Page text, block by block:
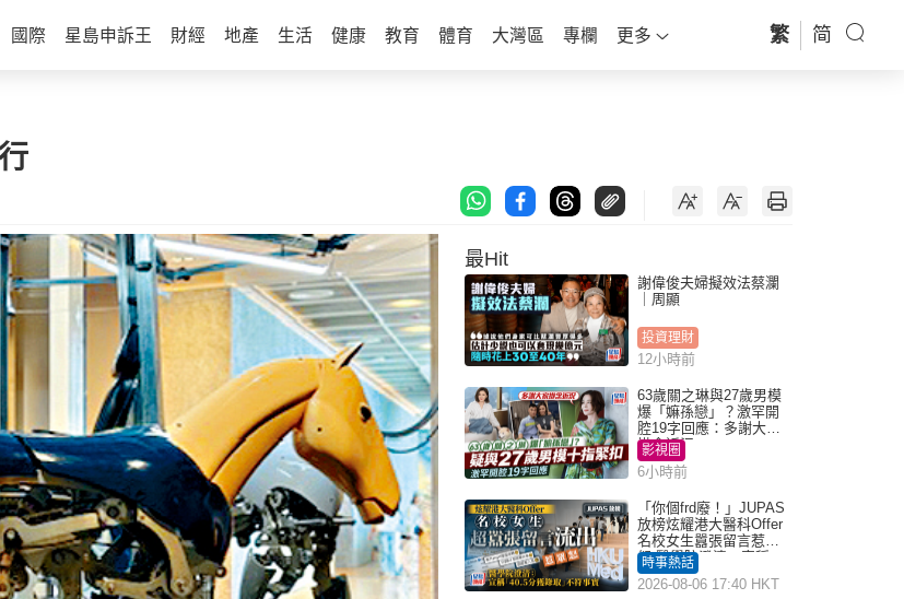
國際 星島申訴王 財經 地產 生活 健康 教育 體育 大灣區 專欄 更多 繁 简
最Hit
謝偉俊夫婦擬效法蔡瀾
｜周顯
投資理財
12小時前
63歲關之琳與27歲男模
爆「嫲孫戀」？激罕開
腔19字回應：多謝大家
掛念近況
影視圈
6小時前
「你個frd廢！」JUPAS
放榜炫耀港大醫科Offer
名校女生囂張留言惹眾
怒 醫學院澄清：宣稱
「40.5分獲錄取」不符事
實｜Juicy叮
時事熱話
2026-08-06 17:40 HKT